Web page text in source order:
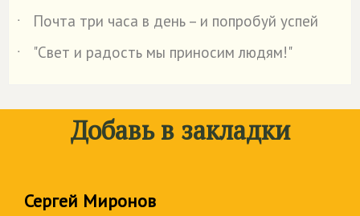
˙
Почта три часа в день – и попробуй успей
˙
"Свет и радость мы приносим людям!"
Добавь в закладки
Сергей Миронов